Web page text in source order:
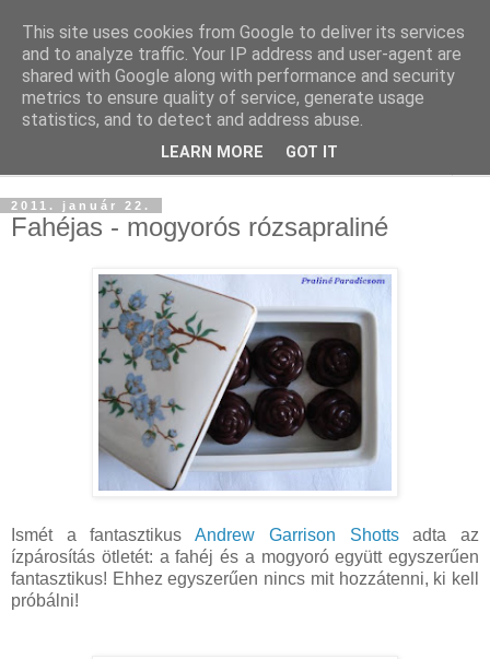
2011. január 22.
Fahéjas - mogyorós rózsapraliné
Ismét a fantasztikusAndrew Garrison Shottsadta az
ízpárosítás ötletét: a fahéj és a mogyoró együtt egyszerűen
fantasztikus! Ehhez egyszerűen nincs mit hozzátenni, ki kell
próbálni!
This site uses cookies from Google to deliver its services
and to analyze traffic. Your IP address and user-agent are
shared with Google along with performance and security
metrics to ensure quality of service, generate usage
statistics, and to detect and address abuse.
LEARN MORE GOT IT